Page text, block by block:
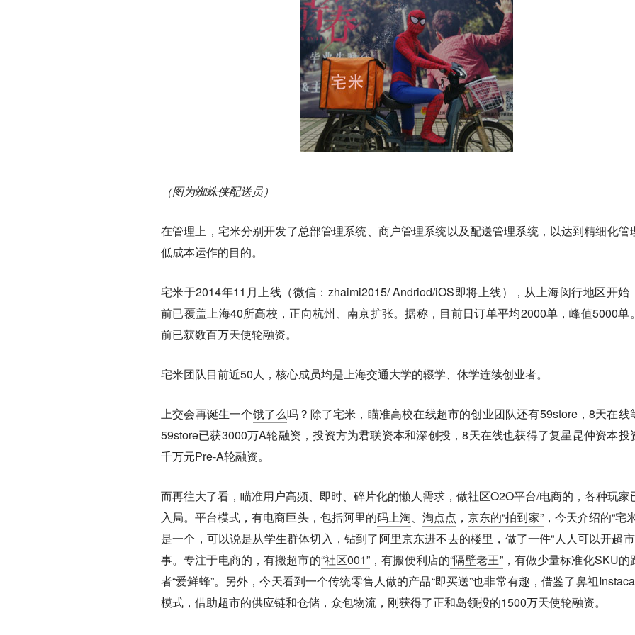
（图为蜘蛛侠配送员）
在管理上，宅米分别开发了总部管理系统、商户管理系统以及配送管理系统，以达到精细化管
低成本运作的目的。
宅米于2014年11月上线（微信：zhaimi2015/ Andriod/iOS即将上线），从上海闵行地区开始
前已覆盖上海40所高校，正向杭州、南京扩张。据称，目前日订单平均2000单，峰值5000单
前已获数百万天使轮融资。
宅米团队目前近50人，核心成员均是上海交通大学的辍学、休学连续创业者。
上交会再诞生一个饿了么吗？除了宅米，瞄准高校在线超市的创业团队还有59store，8天在线
59store已获3000万A轮融资 ，投资方为君联资本和深创投，8天在线也获得了复星昆仲资本投
千万元Pre-A轮融资。
而再往大了看，瞄准用户高频、即时、碎片化的懒人需求，做社区O2O平台/电商的，各种玩家
入局。平台模式，有电商巨头，包括阿里的码上淘、淘点点 ，京东的“拍到家”，今天介绍的“宅
是一个，可以说是从学生群体切入，钻到了阿里京东进不去的楼里，做了一件“人人可以开超市
事。专注于电商的，有搬超市的“社区001” ，有搬便利店的“隔壁老王”，有做少量标准化SKU的
者“爱鲜蜂”。另外，今天看到一个传统零售人做的产品“即买送”也非常有趣，借鉴了鼻祖
模式，借助超市的供应链和仓储，众包物流，刚获得了正和岛领投的1500万天使轮融资。